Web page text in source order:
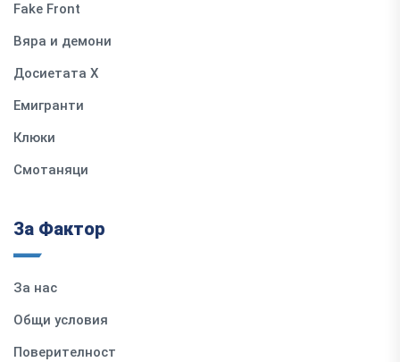
Fake Front
Вяра и демони
Досиетата Х
Емигранти
Клюки
Смотаняци
За Фактор
За нас
Общи условия
Поверителност